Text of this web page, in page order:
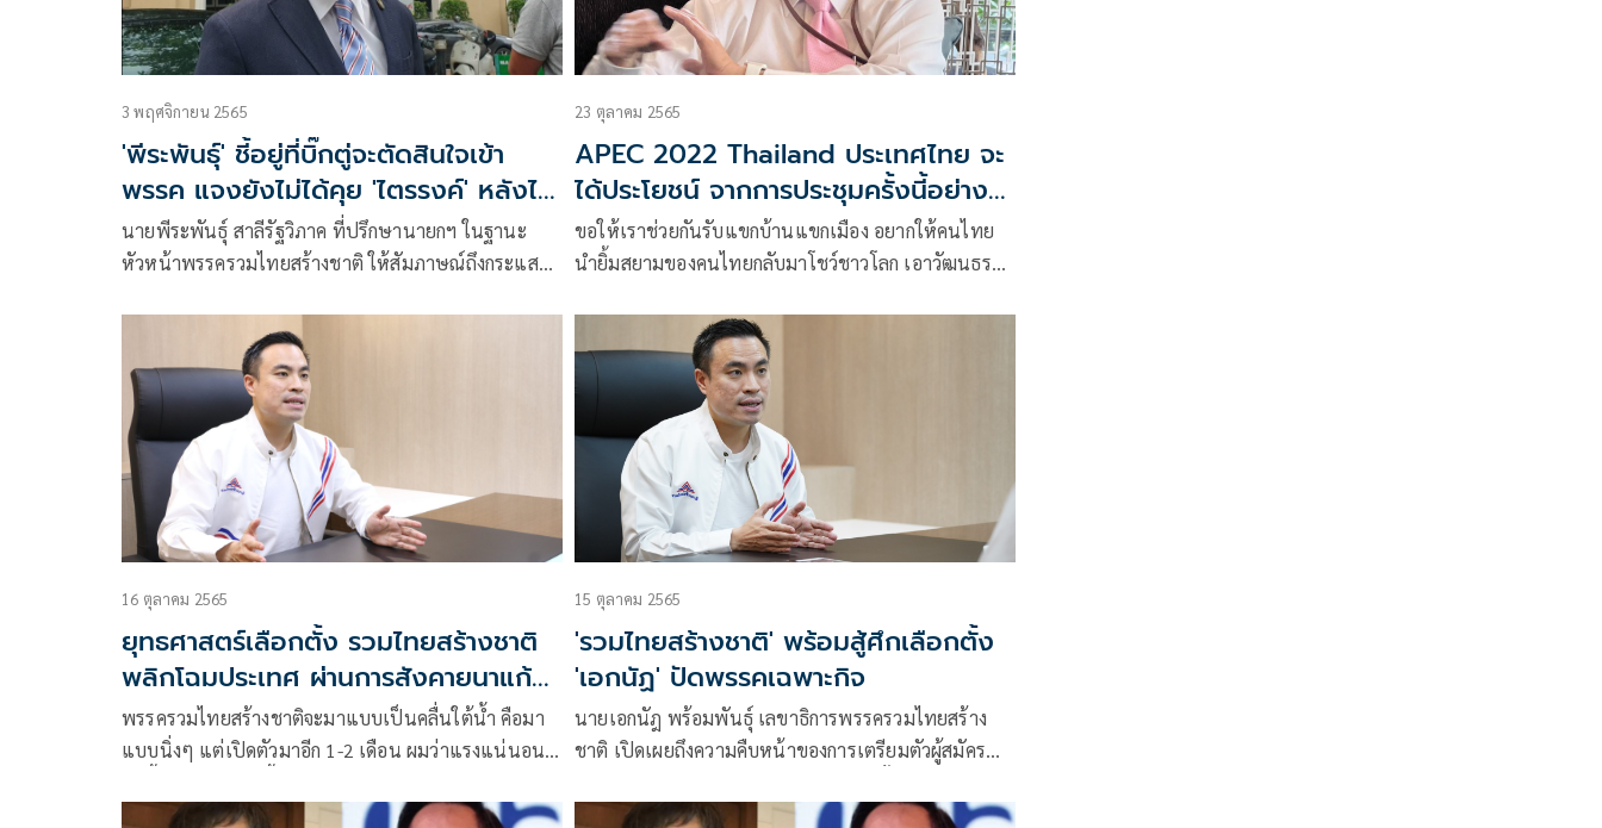
3 พฤศจิกายน 2565
'พีระพันธุ์' ชี้อยู่ที่บิ๊กตู่จะตัดสินใจเข้า
พรรค แจงยังไม่ได้คุย 'ไตรรงค์' หลังไข
ก๊อก ปชป.
นายพีระพันธุ์ สาลีรัฐวิภาค ที่ปรึกษานายกฯ ในฐานะ
หัวหน้าพรรครวมไทยสร้างชาติ ให้สัมภาษณ์ถึงกระแส
จากพรรคประชาธิปัตย์ จะมาร่วมกับพรรครวมไทยสร้าง
ชาติหรือไม่ว่า ยังไม่ได้เจอนายไตรรงค์ ยังไม่ได้พูดคุย
ข่าวก็เขียนกันไปตนยังไม่รู้เรื่อง
23 ตุลาคม 2565
APEC 2022 Thailand ประเทศไทย จะ
ได้ประโยชน์ จากการประชุมครั้งนี้อย่าง
มาก
ขอให้เราช่วยกันรับแขกบ้านแขกเมือง อยากให้คนไทย
นำยิ้มสยามของคนไทยกลับมาโชว์ชาวโลก เอาวัฒนธรรม
มา นี่คือมนตร์เสน่ห์ของคนไทยและประเทศไทย รัฐบาล
แค่เตรียมการต้อนรับ แต่เจ้าบ้านคือคนไทย ถ้าการ
ประชุมครั้งนี้สำเร็จเสร็จสิ้นด้วยความเรียบร้อย คนไทยทุก
คน ประเทศไทยจะได้รับประโยชน์ร่วมกันหมด
16 ตุลาคม 2565
ยุทธศาสตร์เลือกตั้ง รวมไทยสร้างชาติ
พลิกโฉมประเทศ ผ่านการสังคายนาแก้
กฎหมาย
พรรครวมไทยสร้างชาติจะมาแบบเป็นคลื่นใต้น้ำ คือมา
แบบนิ่งๆ แต่เปิดตัวมาอีก 1-2 เดือน ผมว่าแรงแน่นอน
ต้องยอมรับว่าอาจเสียเปรียบพรรคการเมืองอื่น เพราะ
15 ตุลาคม 2565
'รวมไทยสร้างชาติ' พร้อมสู้ศึกเลือกตั้ง
'เอกนัฏ' ปัดพรรคเฉพาะกิจ
นายเอกนัฎ พร้อมพันธุ์ เลขาธิการพรรครวมไทยสร้าง
ชาติ เปิดเผยถึงความคืบหน้าของการเตรียมตัวผู้สมัคร